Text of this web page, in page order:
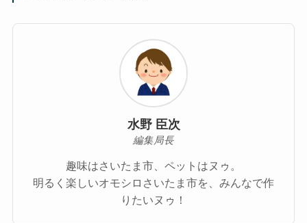
水野 臣次
編集局長
趣味はさいたま市、ペットはヌゥ。
明るく楽しいオモシロさいたま市を、みんなで作
りたいヌゥ！